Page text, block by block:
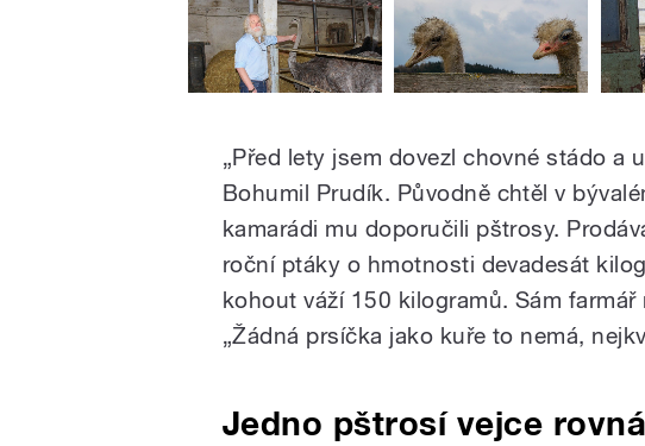
„Před lety jsem dovezl chovné stádo a
Bohumil Prudík. Původně chtěl v
kamarádi mu doporučili pštrosy.
roční ptáky o hmotnosti devadesát
kohout váží 150 kilogramů. Sám
„Žádná prsíčka jako kuře to nemá,
Jedno pštrosí vejce